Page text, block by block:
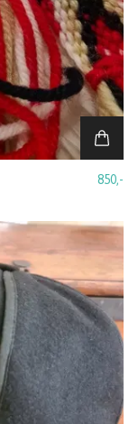
850,-